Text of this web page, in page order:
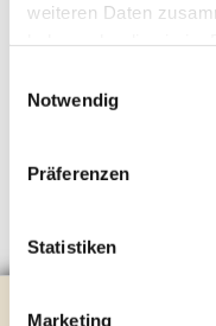
weiteren Daten
Notwendig
Präferenzen
Statistiken
Marketing
Evangelische